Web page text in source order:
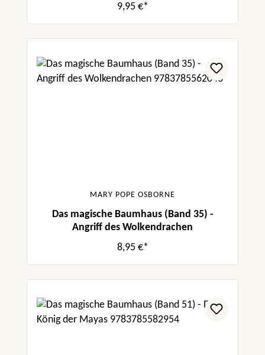
9,95 €*
MARY POPE OSBORNE
Das magische Baumhaus (Band 35) -
Angriff des Wolkendrachen
8,95 €*